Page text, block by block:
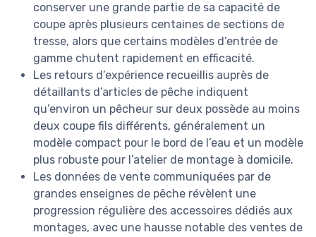
conserver une grande partie de sa capacité de
coupe après plusieurs centaines de sections de
tresse, alors que certains modèles d’entrée de
gamme chutent rapidement en efficacité.
Les retours d’expérience recueillis auprès de
détaillants d’articles de pêche indiquent
qu’environ un pêcheur sur deux possède au moins
deux coupe fils différents, généralement un
modèle compact pour le bord de l’eau et un modèle
plus robuste pour l’atelier de montage à domicile.
Les données de vente communiquées par de
grandes enseignes de pêche révèlent une
progression régulière des accessoires dédiés aux
montages, avec une hausse notable des ventes de